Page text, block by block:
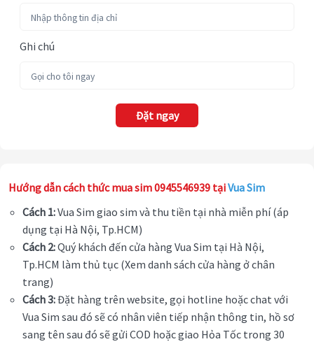
Ghi chú
Đặt ngay
Hướng dẫn cách thức mua sim 0945546939 tạiVua Sim
Cách 1:Vua Sim giao sim và thu tiền tại nhà miễn phí (áp
dụng tại Hà Nội, Tp.HCM)
Cách 2:Quý khách đến cửa hàng Vua Sim tại Hà Nội,
Tp.HCM làm thủ tục (Xem danh sách cửa hàng ở chân
trang)
Cách 3:Đặt hàng trên website, gọi hotline hoặc chat với
Vua Sim sau đó sẽ có nhân viên tiếp nhận thông tin, hồ sơ
sang tên sau đó sẽ gửi COD hoặc giao Hỏa Tốc trong 30